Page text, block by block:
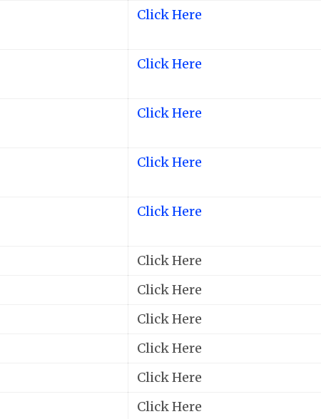
Click Here
Click Here
Click Here
Click Here
Click Here
Click Here
Click Here
Click Here
Click Here
Click Here
Click Here